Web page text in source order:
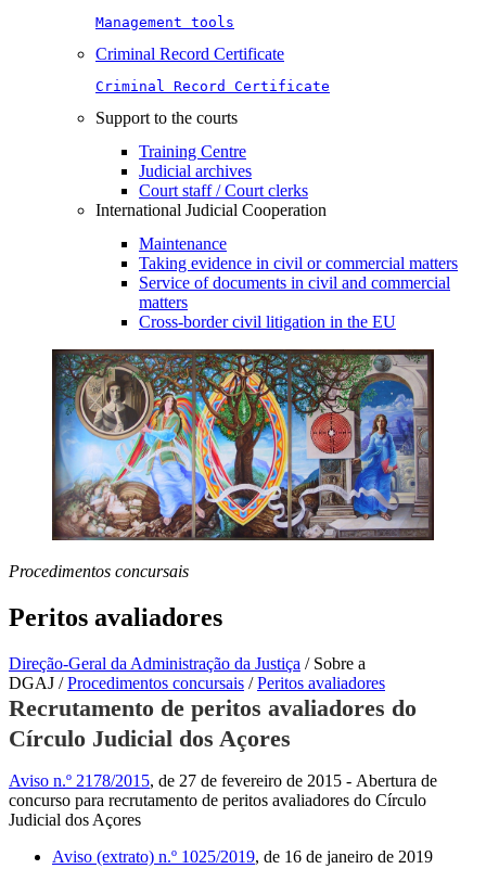
Management tools
Criminal Record Certificate
Criminal Record Certificate
Support to the courts
Training Centre
Judicial archives
Court staff / Court clerks
International Judicial Cooperation
Maintenance
Taking evidence in civil or commercial matters
Service of documents in civil and commercial
matters​​
Cross-border civil litigation in the EU
Procedimentos concursais
Peritos avaliadores
Direção-Geral da Administração da Justiça / Sobre a
DGAJ /Procedimentos concursais /Peritos avaliadores
Recrutamento de peritos avaliadores do
Círculo Judicial dos Açores
Aviso n.º 2178/2015, de 27 de fevereiro de 2015 - Abertura de
concurso para recrutamento de peritos avaliadores do Círculo
Judicial dos Açores
Aviso (extrato) n.º 1025/2019, de 16 de janeiro de 2019